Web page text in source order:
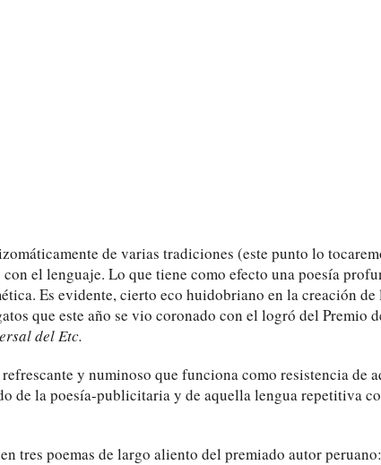
de varias tradiciones (este punto lo
el lenguaje. Lo que tiene como efecto una poesía
Es evidente, cierto eco huidobriano en la creación
que este año se vio coronado con el logró del Premio
del Etc.
y numinoso que funciona como resistencia de
de la poesía-publicitaria y de aquella lengua repetitiva
tres poemas de largo aliento del premiado autor peruano: